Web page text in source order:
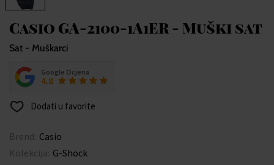
Casio GA-2100-1A1ER - Muški sat
Sat - Muškarci
Google Ocjena
4.8
Dodati u favorite
Brend: Casio
Kolekcija: G-Shock